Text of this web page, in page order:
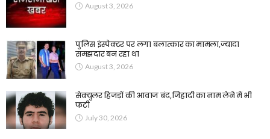
August 3, 2026
पुलिस इंस्पेक्टर पर लगा बलात्कार का मामला,ज्यादा
समझदार बन रहा था
August 3, 2026
सेक्युलर हिजड़ों की आवाज बंद,जिहादी का नाम लेने में भी
फटी
July 30, 2026